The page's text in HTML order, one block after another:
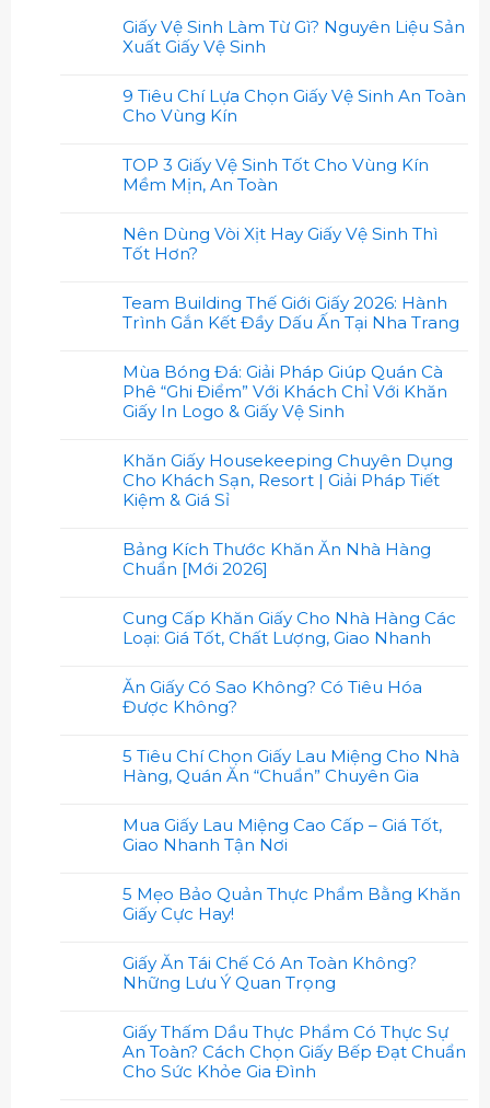
Giấy Vệ Sinh Làm Từ Gì? Nguyên Liệu Sản
Xuất Giấy Vệ Sinh
9 Tiêu Chí Lựa Chọn Giấy Vệ Sinh An Toàn
Cho Vùng Kín
TOP 3 Giấy Vệ Sinh Tốt Cho Vùng Kín
Mềm Mịn, An Toàn
Nên Dùng Vòi Xịt Hay Giấy Vệ Sinh Thì
Tốt Hơn?
Team Building Thế Giới Giấy 2026: Hành
Trình Gắn Kết Đầy Dấu Ấn Tại Nha Trang
Mùa Bóng Đá: Giải Pháp Giúp Quán Cà
Phê “Ghi Điểm” Với Khách Chỉ Với Khăn
Giấy In Logo & Giấy Vệ Sinh
Khăn Giấy Housekeeping Chuyên Dụng
Cho Khách Sạn, Resort | Giải Pháp Tiết
Kiệm & Giá Sỉ
Bảng Kích Thước Khăn Ăn Nhà Hàng
Chuẩn [Mới 2026]
Cung Cấp Khăn Giấy Cho Nhà Hàng Các
Loại: Giá Tốt, Chất Lượng, Giao Nhanh
Ăn Giấy Có Sao Không? Có Tiêu Hóa
Được Không?
5 Tiêu Chí Chọn Giấy Lau Miệng Cho Nhà
Hàng, Quán Ăn “Chuẩn” Chuyên Gia
Mua Giấy Lau Miệng Cao Cấp – Giá Tốt,
Giao Nhanh Tận Nơi
5 Mẹo Bảo Quản Thực Phẩm Bằng Khăn
Giấy Cực Hay!
Giấy Ăn Tái Chế Có An Toàn Không?
Những Lưu Ý Quan Trọng
Giấy Thấm Dầu Thực Phẩm Có Thực Sự
An Toàn? Cách Chọn Giấy Bếp Đạt Chuẩn
Cho Sức Khỏe Gia Đình